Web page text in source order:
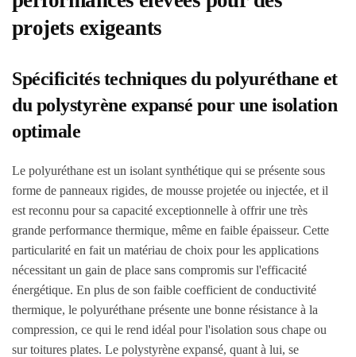
projets exigeants
Spécificités techniques du polyuréthane et
du polystyrène expansé pour une isolation
optimale
Le polyuréthane est un isolant synthétique qui se présente sous
forme de panneaux rigides, de mousse projetée ou injectée, et il
est reconnu pour sa capacité exceptionnelle à offrir une très
grande performance thermique, même en faible épaisseur. Cette
particularité en fait un matériau de choix pour les applications
nécessitant un gain de place sans compromis sur l'efficacité
énergétique. En plus de son faible coefficient de conductivité
thermique, le polyuréthane présente une bonne résistance à la
compression, ce qui le rend idéal pour l'isolation sous chape ou
sur toitures plates. Le polystyrène expansé, quant à lui, se